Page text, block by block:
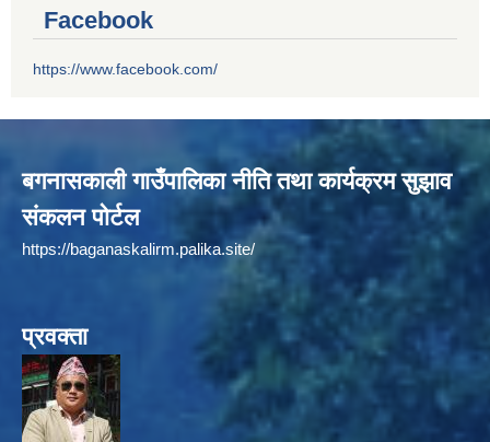
Facebook
https://www.facebook.com/
बगनासकाली गाउँपालिका नीति तथा कार्यक्रम सुझाव
संकलन पोर्टल
https://baganaskalirm.palika.site/
प्रवक्ता